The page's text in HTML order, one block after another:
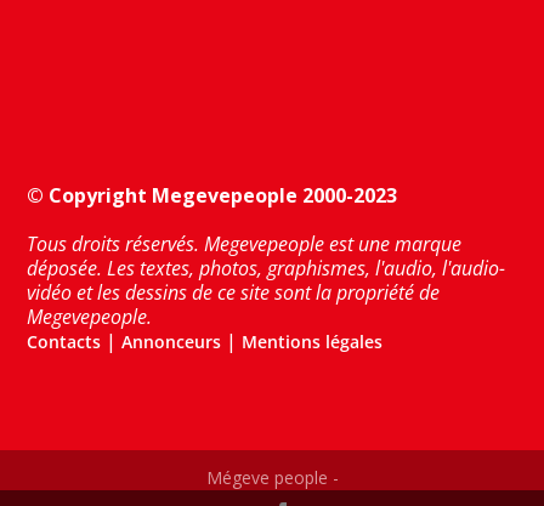
© Copyright Megevepeople 2000-2023
Tous droits réservés. Megevepeople est une marque
déposée. Les textes, photos, graphismes, l'audio, l'audio-
vidéo et les dessins de ce site sont la propriété de
Megevepeople.
Contacts |Annonceurs | Mentions légales
Mégeve people -